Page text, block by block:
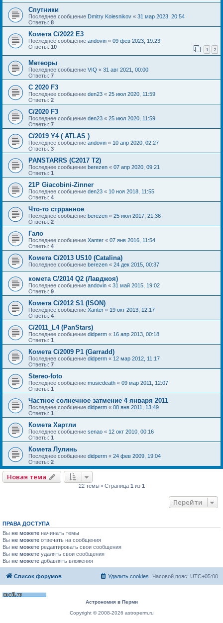
Спутники
Последнее сообщение Dmitry Kolesnikov « 31 мар 2023, 20:54
Ответы: 8
Комета C/2022 E3
Последнее сообщение andovin « 09 фев 2023, 19:23
Ответы: 10 1 2
Метеоры
Последнее сообщение VIQ « 31 авг 2021, 00:00
Ответы: 7
C 2020 F3
Последнее сообщение den23 « 25 июл 2020, 11:59
Ответы: 2
C/2020 F3
Последнее сообщение den23 « 25 июл 2020, 11:59
Ответы: 7
C/2019 Y4 ( ATLAS )
Последнее сообщение andovin « 10 апр 2020, 02:27
Ответы: 3
PANSTARRS (C2017 T2)
Последнее сообщение berezen « 07 апр 2020, 09:21
Ответы: 1
21P Giacobini-Zinner
Последнее сообщение den23 « 10 ноя 2018, 11:55
Ответы: 4
Что-то стрранное
Последнее сообщение berezen « 25 июл 2017, 21:36
Ответы: 2
Гало
Последнее сообщение Xanter « 07 янв 2016, 11:54
Ответы: 4
Комета C/2013 US10 (Catalina)
Последнее сообщение berezen « 24 дек 2015, 00:37
комета C/2014 Q2 (Лавджоя)
Последнее сообщение andovin « 31 май 2015, 19:02
Ответы: 9
Комета C/2012 S1 (ISON)
Последнее сообщение Xanter « 19 окт 2013, 12:17
Ответы: 4
C/2011_L4 (PanStars)
Последнее сообщение didperm « 16 апр 2013, 00:18
Ответы: 1
Комета C/2009 P1 (Garradd)
Последнее сообщение didperm « 12 мар 2012, 11:17
Ответы: 7
Stereo-foto
Последнее сообщение musicdeath « 09 мар 2011, 12:07
Ответы: 1
Частное солнечное затмение 4 января 2011
Последнее сообщение didperm « 08 янв 2011, 13:49
Ответы: 1
Комета Хартли
Последнее сообщение senao « 12 окт 2010, 00:16
Ответы: 1
Комета Лулинь
Последнее сообщение didperm « 24 фев 2009, 19:04
Ответы: 2
Новая тема
22 темы • Страница 1 из 1
Перейти
ПРАВА ДОСТУПА
Вы не можете начинать темы
Вы не можете отвечать на сообщения
Вы не можете редактировать свои сообщения
Вы не можете удалять свои сообщения
Вы не можете добавлять вложения
Список форумов Часовой пояс: UTC+05:00
Удалить cookies
Астрономия в Перми
Copyright © 2008-2026 astroperm.ru